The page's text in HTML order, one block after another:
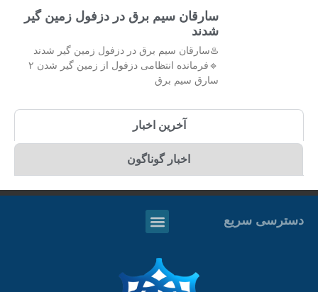
سارقان سیم برق در دزفول زمین گیر
شدند
♨️سارقان سیم برق در دزفول زمین گیر شدند
🔹فرمانده انتظامی دزفول از زمین گیر شدن ۲
سارق سیم برق
آخرین اخبار
اخبار گوناگون
دسترسی سریع